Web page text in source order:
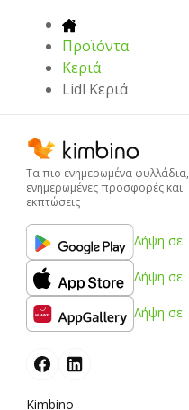
Προϊόντα
Κεριά
Lidl Κεριά
Τα πιο ενημερωμένα φυλλάδια,
ενημερωμένες προσφορές και
εκπτώσεις
Λήψη σε
Λήψη σε
Λήψη σε
Kimbino